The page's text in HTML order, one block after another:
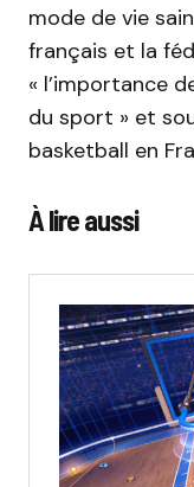
mode de vie
français et la
« l’importance
du sport » et
basketball en
À lire aussi